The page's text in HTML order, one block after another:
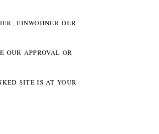
EINWOHNER DER P
OUR APPROVAL OR
SITE IS AT YOUR